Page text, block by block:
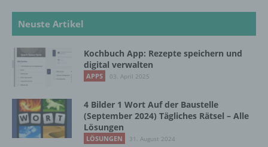
Neuste Artikel
Kochbuch App: Rezepte speichern und
digital verwalten
APPS 03. April 2025
4 Bilder 1 Wort Auf der Baustelle
(September 2024) Tägliches Rätsel – Alle
Lösungen
LÖSUNGEN 31. August 2024
können, sofern diese zusätzlichen
Maßnahmen unterliegen, die gewährleisten,
dass die personenbezogenen Daten nicht
einer identifizierten oder identifizierbaren
g) Verantwortlicher oder für die Verarbeitung
Verantwortlicher